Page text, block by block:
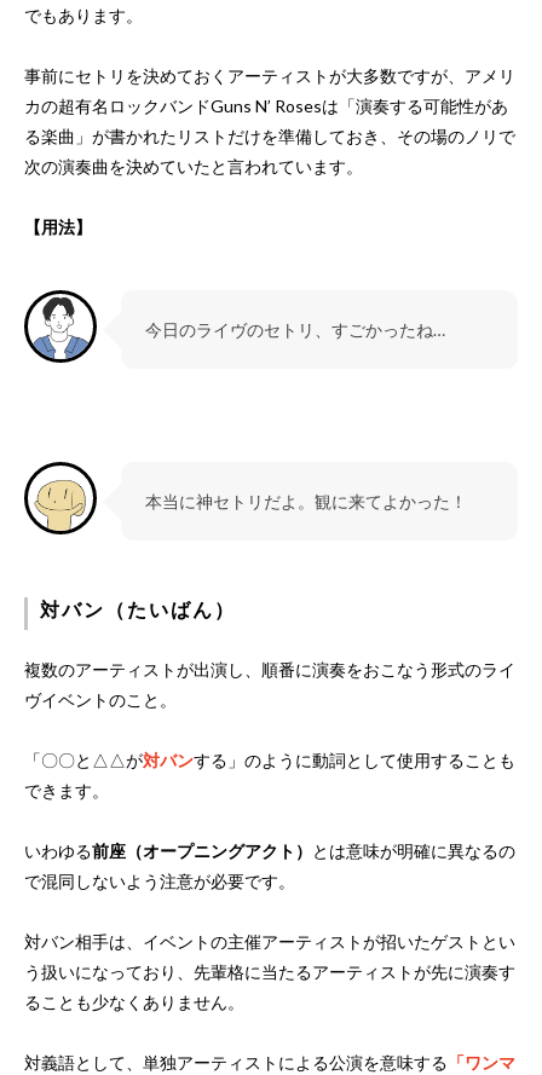
でもあります。
事前にセトリを決めておくアーティストが大多数ですが、アメリ
カの超有名ロックバンドGuns N’ Rosesは「演奏する可能性があ
る楽曲」が書かれたリストだけを準備しておき、その場のノリで
次の演奏曲を決めていたと言われています。
【用法】
今日のライヴのセトリ、すごかったね…
本当に神セトリだよ。観に来てよかった！
対バン（たいばん）
複数のアーティストが出演し、順番に演奏をおこなう形式のライ
ヴイベントのこと。
「〇〇と△△が対バンする」のように動詞として使用することも
できます。
いわゆる前座（オープニングアクト） とは意味が明確に異なるの
で混同しないよう注意が必要です。
対バン相手は、イベントの主催アーティストが招いたゲストとい
う扱いになっており、先輩格に当たるアーティストが先に演奏す
ることも少なくありません。
対義語として、単独アーティストによる公演を意味する 「ワンマ